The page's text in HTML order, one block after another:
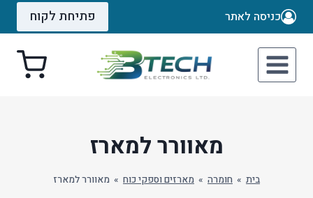
Skip
כניסה לאתר פתיחת לקוח
מאוורר למארז
בית » חומרה » מארזים וספקי כוח » מאוורר למארז